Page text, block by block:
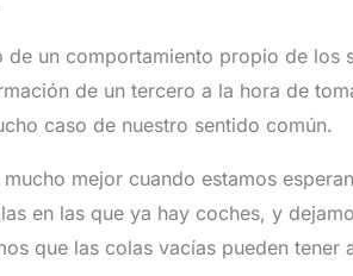
de un comportamiento propio de los
de un tercero a la hora de
caso de nuestro sentido común.
mejor cuando estamos
en las que ya hay coches, y
que las colas vacías pueden tener